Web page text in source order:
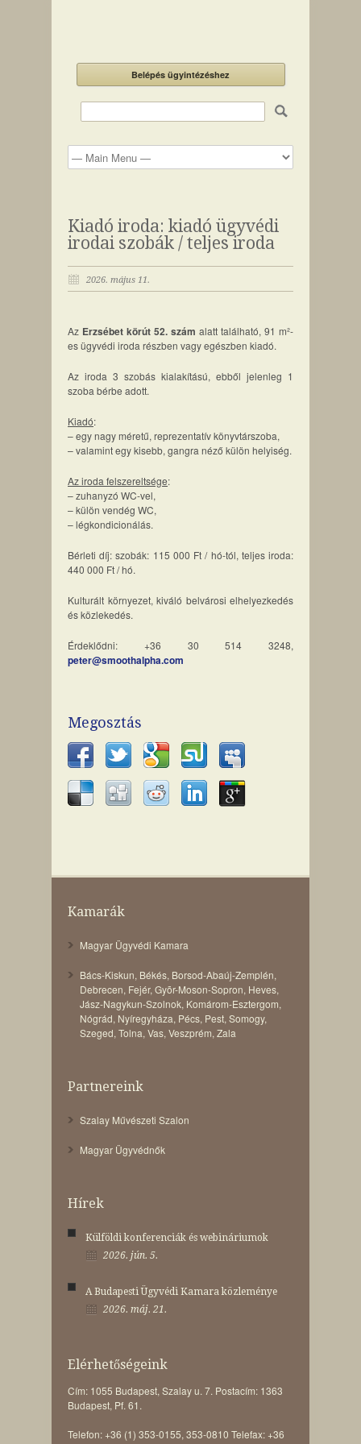
Belépés ügyintézéshez
Kiadó iroda: kiadó ügyvédi
irodai szobák / teljes iroda
2026. május 11.
Az Erzsébet körút 52. szám alatt található, 91 m²-
es ügyvédi iroda részben vagy egészben kiadó.
Az iroda 3 szobás kialakítású, ebből jelenleg 1
szoba bérbe adott.
Kiadó:
– egy nagy méretű, reprezentatív könyvtárszoba,
– valamint egy kisebb, gangra néző külön helyiség.
Az iroda felszereltsége:
– zuhanyzó WC-vel,
– külön vendég WC,
– légkondicionálás.
Bérleti díj: szobák: 115 000 Ft / hó-tól, teljes iroda:
440 000 Ft / hó.
Kulturált környezet, kiváló belvárosi elhelyezkedés
és közlekedés.
Érdeklődni: +36 30 514 3248,
peter@smoothalpha.com
Megosztás
Kamarák
Magyar Ügyvédi Kamara
Bács-Kiskun, Békés, Borsod-Abaúj-Zemplén,
Debrecen, Fejér, Gyõr-Moson-Sopron, Heves,
Jász-Nagykun-Szolnok, Komárom-Esztergom,
Nógrád, Nyíregyháza, Pécs, Pest, Somogy,
Szeged, Tolna, Vas, Veszprém, Zala
Partnereink
Szalay Művészeti Szalon
Magyar Ügyvédnők
Hírek
Külföldi konferenciák és webináriumok
2026. jún. 5.
A Budapesti Ügyvédi Kamara közleménye
2026. máj. 21.
Elérhetőségeink
Cím: 1055 Budapest, Szalay u. 7. Postacím: 1363
Budapest, Pf. 61.
Telefon: +36 (1) 353-0155, 353-0810 Telefax: +36